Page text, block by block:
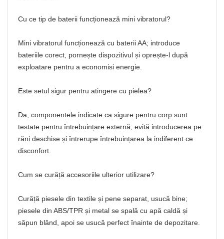
Cu ce tip de baterii funcționează mini vibratorul?
Mini vibratorul funcționează cu baterii AA; introduce
bateriile corect, pornește dispozitivul și oprește-l după
exploatare pentru a economisi energie.
Este setul sigur pentru atingere cu pielea?
Da, componentele indicate ca sigure pentru corp sunt
testate pentru întrebuințare externă; evită introducerea pe
răni deschise și întrerupe întrebuințarea la indiferent ce
disconfort.
Cum se curăță accesoriile ulterior utilizare?
Curăță piesele din textile și pene separat, usucă bine;
piesele din ABS/TPR și metal se spală cu apă caldă și
săpun blând, apoi se usucă perfect înainte de depozitare.